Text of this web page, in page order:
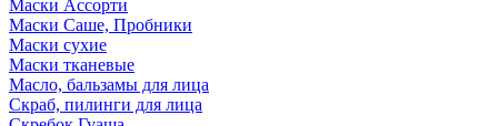
Маски Ассорти
Маски Саше, Пробники
Маски сухие
Маски тканевые
Масло, бальзамы для лица
Скраб, пилинги для лица